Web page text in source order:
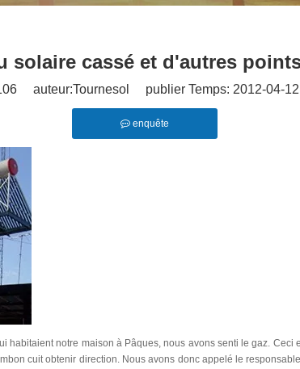
solaire cassé et d'autres
auteur:Tournesol publier Temps: 2012-04-
enquête
habitaient notre maison à Pâques, nous avons senti le gaz. Ceci
cuit obtenir direction. Nous avons donc appelé le